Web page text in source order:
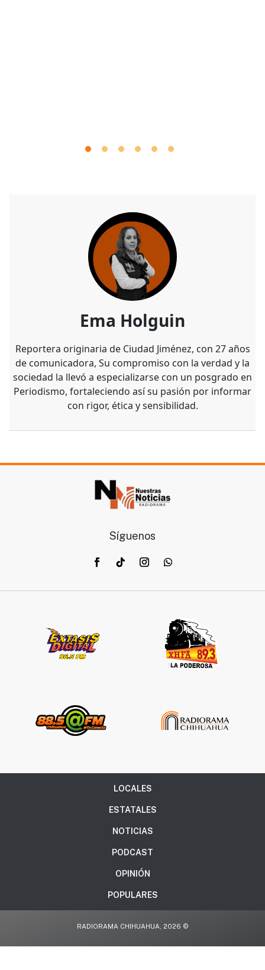
Ema Holguin
Reportera originaria de Ciudad Jiménez, con 27 años
de comunicadora, Su compromiso con la verdad y la
sociedad la llevó a especializarse con un posgrado en
Periodismo, fortaleciendo así su pasión por informar
con rigor, ética y sensibilidad.
Síguenos
LOCALES
ESTATALES
NOTICIAS
PODCAST
OPINIÓN
POPULARES
RADIORAMA CHIHUAHUA, 2026 ©